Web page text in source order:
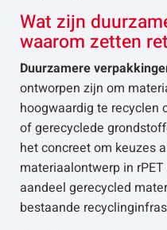
Wat zijn
waarom zetten
Duurzamere
ontworpen zijn om
hoogwaardig te recyclen
of gerecyclede
het concreet om keuzes
materiaalontwerp in
aandeel gerecycled
bestaande